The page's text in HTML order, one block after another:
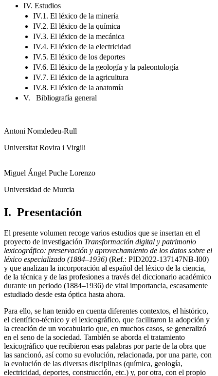
IV. Estudios
IV.1. El léxico de la minería
IV.2. El léxico de la química
IV.3. El léxico de la mecánica
IV.4. El léxico de la electricidad
IV.5. El léxico de los deportes
IV.6. El léxico de la geología y la paleontología
IV.7. El léxico de la agricultura
IV.8. El léxico de la anatomía
V. Bibliografía general
Antoni Nomdedeu-Rull
Universitat Rovira i Virgili
Miguel Ángel Puche Lorenzo
Universidad de Murcia
I. Presentación
El presente volumen recoge varios estudios que se insertan en el
proyecto de investigación Transformación digital y patrimonio
lexicográfico: preservación y aprovechamiento de los datos sobre el
léxico especializado (1884–1936) (Ref.: PID2022-137147NB-I00)
y que analizan la incorporación al español del léxico de la ciencia,
de la técnica y de las profesiones a través del diccionario académico
durante un periodo (1884–1936) de vital importancia, escasamente
estudiado desde esta óptica hasta ahora.
Para ello, se han tenido en cuenta diferentes contextos, el histórico,
el científico-técnico y el lexicográfico, que facilitaron la adopción y
la creación de un vocabulario que, en muchos casos, se generalizó
en el seno de la sociedad. También se aborda el tratamiento
lexicográfico que recibieron esas palabras por parte de la obra que
las sancionó, así como su evolución, relacionada, por una parte, con
la evolución de las diversas disciplinas (química, geología,
electricidad, deportes, construcción, etc.) y, por otra, con el propio